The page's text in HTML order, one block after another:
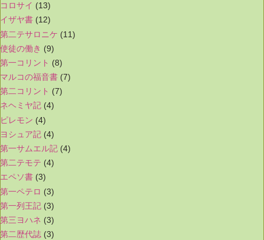
コロサイ (13)
イザヤ書 (12)
第二テサロニケ (11)
使徒の働き (9)
第一コリント (8)
マルコの福音書 (7)
第二コリント (7)
ネヘミヤ記 (4)
ピレモン (4)
ヨシュア記 (4)
第一サムエル記 (4)
第二テモテ (4)
エペソ書 (3)
第一ペテロ (3)
第一列王記 (3)
第三ヨハネ (3)
第二歴代誌 (3)